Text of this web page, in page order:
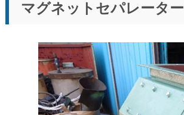
マグネットセパレーター